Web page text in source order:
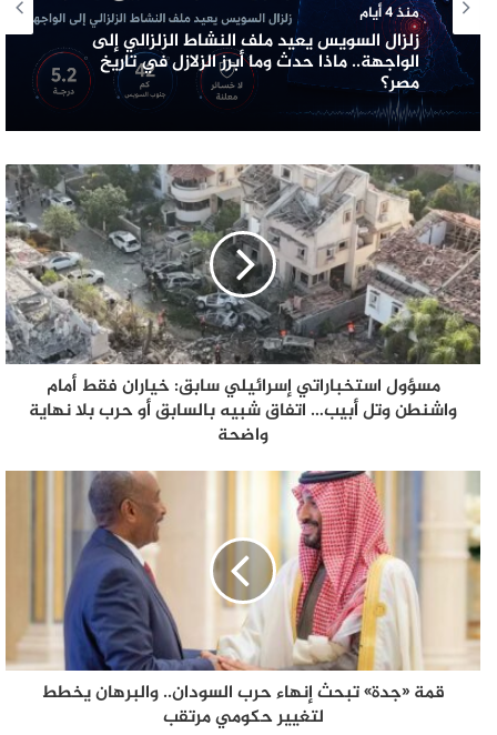
منذ 4 أيام
زلزال السويس يعيد ملف النشاط الزلزالي إلى
الواجهة.. ماذا حدث وما أبرز الزلازل في تاريخ
مصر؟
مسؤول استخباراتي إسرائيلي سابق: خياران فقط أمام
واشنطن وتل أبيب… اتفاق شبيه بالسابق أو حرب بلا نهاية
واضحة
قمة «جدة» تبحث إنهاء حرب السودان.. والبرهان يخطط
لتغيير حكومي مرتقب